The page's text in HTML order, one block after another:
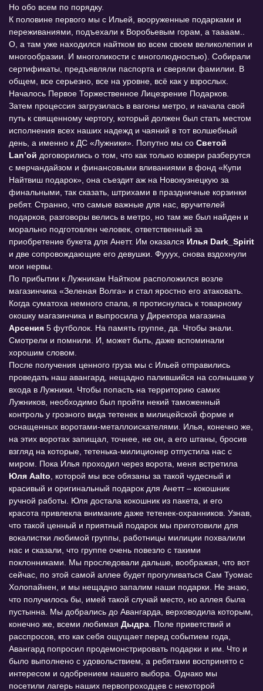
Но обо всем по порядку.
К половине первого мы с Ильей, вооруженные подарками и
переживаниями, подъехали к Воробьевым горам, а таааам..
О, а там уже находился найтком во всем своем великолепии и
многообразии. И многоликости с многолюдностью). Собирали
сертификаты, предъявляли паспорта и сверяли фамилии. В
общем, все серьезно, все на уровне, всё как у взрослых.
Началось Первое Торжественное Лицезрение Подарков.
Затем процессия загрузилась в вагоны метро, и начала свой
путь к священному чертогу, который должен был стать местом
исполнения всех наших надежд и чаяний в тот волшебный
день, а именно к ДС «Лужники». Попутно мы со Светой
Lan’ой договорились о том, что как только юзвери разберутся
с мерчандайзом и финансовыми вливаниями в фонд «Купи
Найтвиш подарок», она съездит аж на Новокузнецкую за
финальными, так сказать, штрихами в праздничные корзинки
ребят. Странно, что самые важные для нас, вручителей
подарков, разговоры велись в метро, но там же был найден и
морально подготовлен человек, ответственный за
приобретение букета для Анетт. Им оказался Илья Dark_Spirit
и две сопровождающие его девушки. Фууух, снова вздохнули
мои нервы.
По прибытии к Лужникам Найтком расположился возле
магазинчика «Зеленая Волга» и стал яростно его атаковать.
Когда суматоха немного спала, я протиснулась к товарному
окошку магазинчика и выпросила у Директора магазина
Арсения 5 футболок. На память группе, да. Чтобы знали.
Смотрели и помнили. И, может быть, даже вспоминали
хорошим словом.
После получения ценного груза мы с Ильей отправились
проведать наш авангард, нещадно палившийся на солнышке у
входа в Лужники. Чтобы попасть на территорию самих
Лужников, необходимо был пройти некий таможенный
контроль у грозного вида тетенек в милицейской форме и
оснащенных воротами-металлоискателями. Илья, конечно же,
на этих воротах запищал, точнее, не он, а его штаны, бросив
взгляд на которые, тетенька-милиционер отпустила нас с
миром. Пока Илья проходил через ворота, меня встретила
Юля Aalto , которой мы все обязаны за такой чудесный и
красивый и оригинальный подарок для Анетт – кокошник
ручной работы. Юля достала кокошник из пакета, и его
красота привлекла внимание даже тетенек-охранников. Узнав,
что такой ценный и приятный подарок мы приготовили для
вокалистки любимой группы, работницы милиции похвалили
нас и сказали, что группе очень повезло с такими
поклонниками. Мы проследовали дальше, воображая, что вот
сейчас, по этой самой аллее будет прогуливаться Сам Туомас
Холопайнен, и мы нещадно запалим наши подарки. Не знаю,
что получилось бы, имей такой случай место, но аллея была
пустынна. Мы добрались до Авангарда, верховодила которым,
конечно же, всеми любимая Дыдра . Поле приветствий и
расспросов, кто как себя ощущает перед событием года,
Авангард попросил продемонстрировать подарки и им. Что и
было выполнено с удовольствием, а ребятами воспринято с
интересом и одобрением нашего выбора. Однако мы
посетили лагерь наших первопроходцев с некоторой